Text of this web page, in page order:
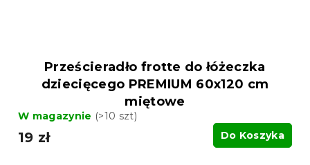
Prześcieradło frotte do łóżeczka
dziecięcego PREMIUM 60x120 cm
miętowe
W magazynie (>10 szt)
19 zł Do Koszyka